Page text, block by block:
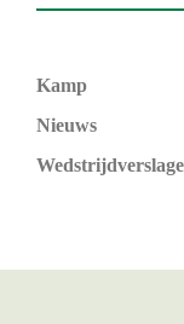
Kamp
Nieuws